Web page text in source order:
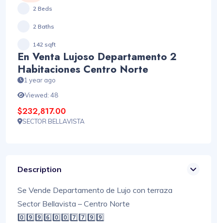
2 Beds
2 Baths
142 sqft
En Venta Lujoso Departamento 2
Habitaciones Centro Norte
1 year ago
Viewed: 48
$232,817.00
SECTOR BELLAVISTA
Description
Se Vende Departamento de Lujo con terraza
Sector Bellavista – Centro Norte
0️⃣9️⃣9️⃣6️⃣0️⃣0️⃣7️⃣7️⃣9️⃣9️⃣